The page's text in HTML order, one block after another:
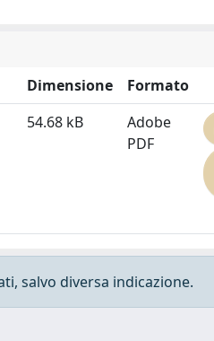
Dimensione
Formato
54.68 kB
Adobe
PDF
salvo diversa indicazione.